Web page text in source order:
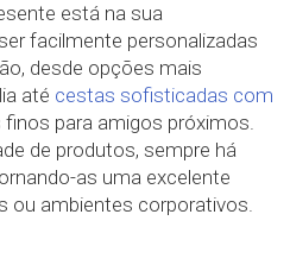
está na sua
facilmente personalizadas
desde opções mais
até cestas sofisticadas com
finos para amigos próximos.
de produtos, sempre há
as uma excelente
ou ambientes corporativos.